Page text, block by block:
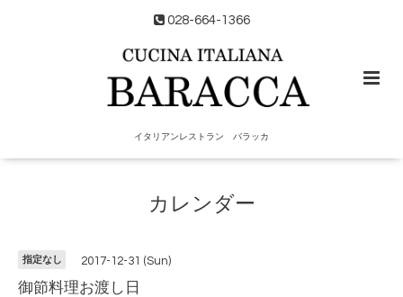
028-664-1366
イタリアンレストラン バラッカ
カレンダー
指定なし 2017-12-31 (Sun)
御節料理お渡し日